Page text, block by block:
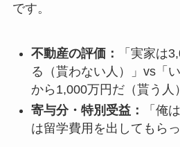
です。
不動産の評価：
「実家は
る（貰わない人）」vs「
から1,000万円だ（貰う人
寄与分・特別受益：
「俺
は留学費用を出してもらっ